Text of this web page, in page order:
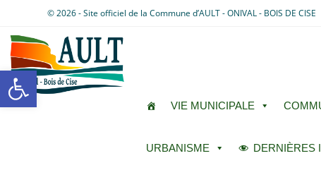
Ouvrir la barre d’outils
© 2026 - Site officiel de la Commune d’AULT - ONIVAL - BOIS DE CISE
VIE MUNICIPALE
URBANISME DERNIÈRES